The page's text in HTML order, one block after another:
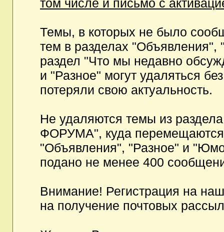
том числе и письмо с
Темы, в которых не было
тем в разделах
раздел "Что мы недавно
и "Разное" могут удаляться
потеряли свою актуальность.
Не удаляются темы из
ФОРУМА", куда перемещаются
"Объявления", "Разное" и
подано не менее 400
Внимание! Регистрация на
на получение почтовых